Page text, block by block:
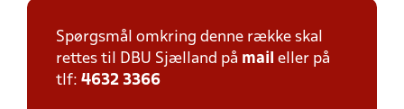
Spørgsmål omkring denne række skal
rettes til DBU Sjælland på mail eller på
tlf: 4632 3366